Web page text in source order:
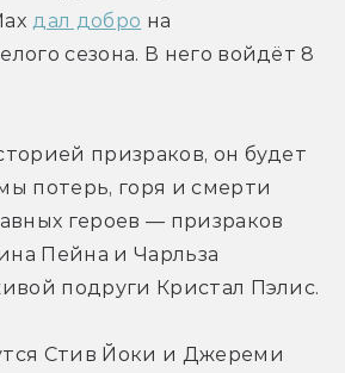
дал добро на
сезона. В него войдёт 8
призраков, он будет
потерь, горя и смерти
героев — призраков
Пейна и Чарльза
подруги Кристал Пэлис.
Стив Йоки и Джереми